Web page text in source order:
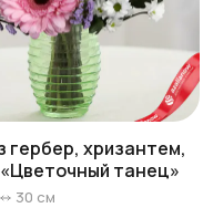
гербер, хризантем,
танец»
30 см